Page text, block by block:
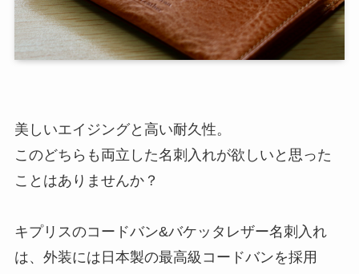
美しいエイジングと高い耐久性。
このどちらも両立した名刺入れが欲しいと思った
ことはありませんか？
キプリスのコードバン&バケッタレザー名刺入れ
は、外装には日本製の最高級コードバンを採用